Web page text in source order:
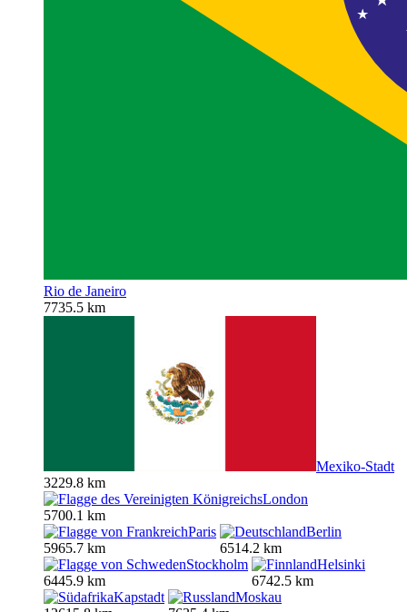
Rio de Janeiro
7735.5 km
Mexiko-Stadt
3229.8 km
London
5700.1 km
Paris
5965.7 km
Berlin
6514.2 km
Stockholm
6445.9 km
Helsinki
6742.5 km
Kapstadt
Moskau